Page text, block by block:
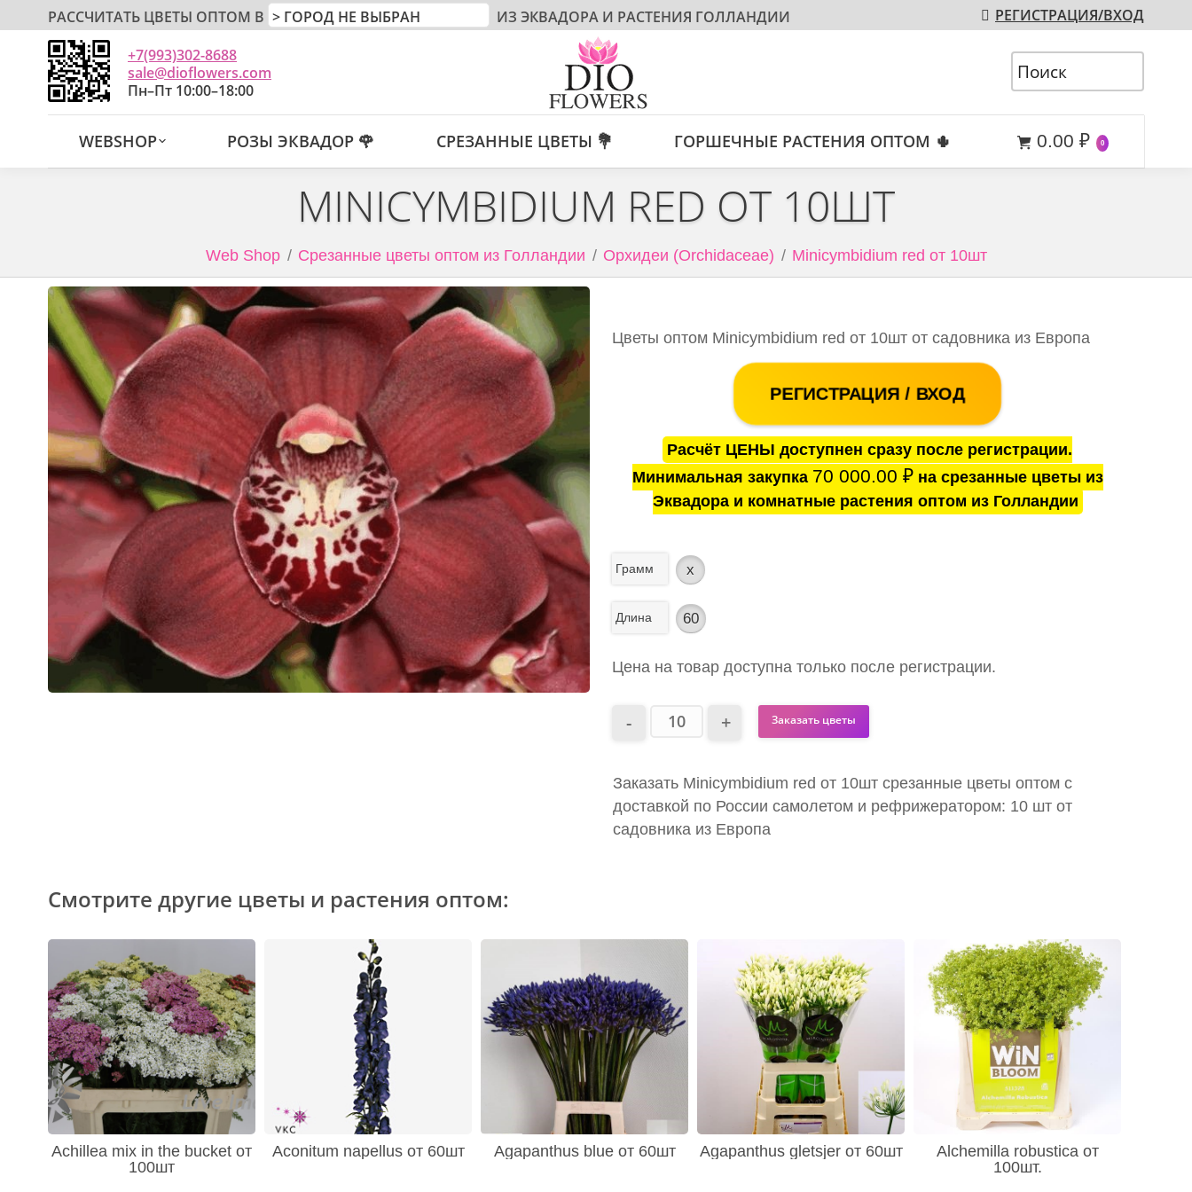
РАССЧИТАТЬ ЦВЕТЫ ОПТОМ В ИЗ ЭКВАДОРА И РАСТЕНИЯ ГОЛЛАНДИИ РЕГИСТРАЦИЯ/ВХОД
+7(993)302-8688
sale@dioflowers.com
Пн–Пт 10:00–18:00
WEBSHOP РОЗЫ ЭКВАДОР 🌹 СРЕЗАННЫЕ ЦВЕТЫ 💐 ГОРШЕЧНЫЕ РАСТЕНИЯ ОПТОМ 🌵 0.00 ₽ 0
MINICYMBIDIUM RED ОТ 10ШТ
Web Shop Срезанные цветы оптом из Голландии Орхидеи (Orchidaceae) Minicymbidium red от 10шт
Цветы оптом Minicymbidium red от 10шт от садовника из Европа
РЕГИСТРАЦИЯ / ВХОД
Расчёт ЦЕНЫ доступнен сразу после регистрации.
Минимальная закупка 70 000.00 ₽на срезанные цветы из
Эквадора и комнатные растения оптом из Голландии
Грамм x
Длина 60
Цена на товар доступна только после регистрации.
Заказать цветы
Заказать Minicymbidium red от 10шт срезанные цветы оптом с
доставкой по России самолетом и рефрижератором: 10 шт от
садовника из Европа
Смотрите другие цветы и растения оптом:
Achillea mix in the bucket от
100шт
Aconitum napellus от 60шт Agapanthus blue от 60шт Agapanthus gletsjer от 60шт
Alchemilla robustica от
100шт.